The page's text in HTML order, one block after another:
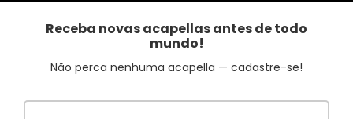
Receba novas acapellas antes de todo
mundo!
Não perca nenhuma acapella — cadastre-se!